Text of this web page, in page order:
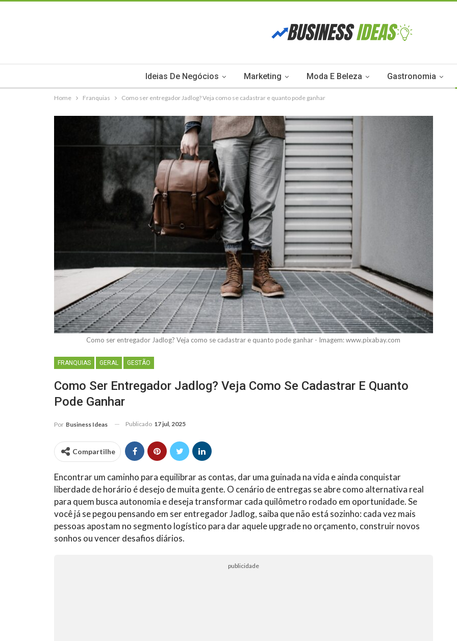
Ideias De Negócios Marketing Moda E Beleza Gastronomia
Home Franquias Como ser entregador Jadlog? Veja como se cadastrar e quanto pode ganhar
Como ser entregador Jadlog? Veja como se cadastrar e quanto pode ganhar - Imagem: www.pixabay.com
FRANQUIAS GERAL GESTÃO
Como Ser Entregador Jadlog? Veja Como Se Cadastrar E Quanto
Pode Ganhar
Por Business Ideas Publicado 17 jul, 2025
Compartilhe
Encontrar um caminho para equilibrar as contas, dar uma guinada na vida e ainda conquistar
liberdade de horário é desejo de muita gente. O cenário de entregas se abre como alternativa real
para quem busca autonomia e deseja transformar cada quilômetro rodado em oportunidade. Se
você já se pegou pensando em ser entregador Jadlog, saiba que não está sozinho: cada vez mais
pessoas apostam no segmento logístico para dar aquele upgrade no orçamento, construir novos
sonhos ou vencer desafios diários.
publicidade